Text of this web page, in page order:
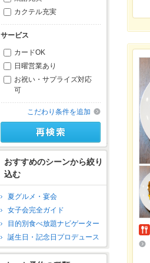
カクテル充実
サービス
カードOK
日曜営業あり
お祝い・サプライズ対応
可
こだわり条件を追加
おすすめのシーンから絞り
込む
夏グルメ・宴会
女子会完全ガイド
目的別食べ放題ナビゲーター
誕生日・記念日プロデュース